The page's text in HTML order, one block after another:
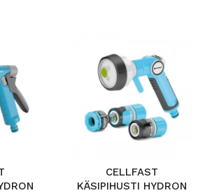
CELLFAST
KÄSIPIHUSTI HYDRON